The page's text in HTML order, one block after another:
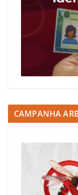
CAMPANHA